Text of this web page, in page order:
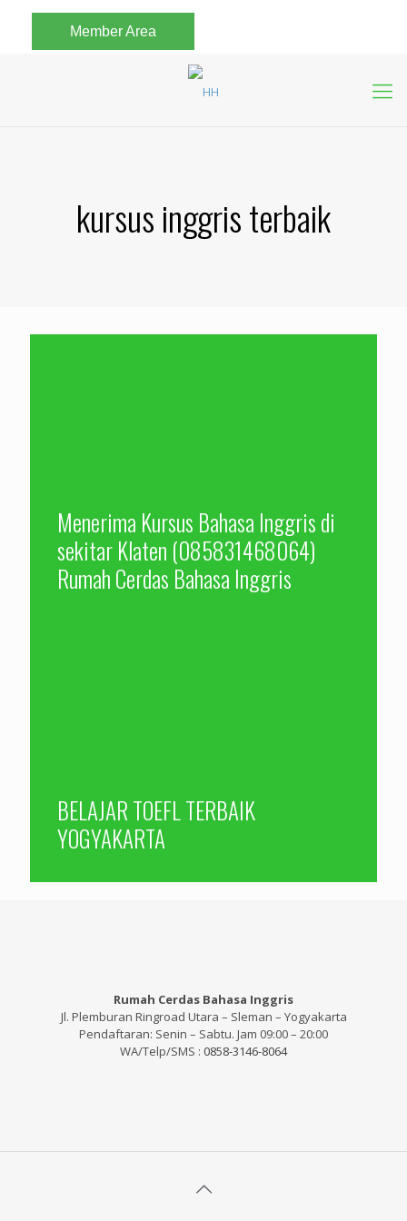
Member Area
kursus inggris terbaik
Menerima Kursus Bahasa Inggris di
sekitar Klaten (085831468064)
Rumah Cerdas Bahasa Inggris
BELAJAR TOEFL TERBAIK
YOGYAKARTA
Rumah Cerdas Bahasa Inggris
Jl. Plemburan Ringroad Utara – Sleman – Yogyakarta
Pendaftaran: Senin – Sabtu. Jam 09:00 – 20:00
WA/Telp/SMS : 0858-3146-8064